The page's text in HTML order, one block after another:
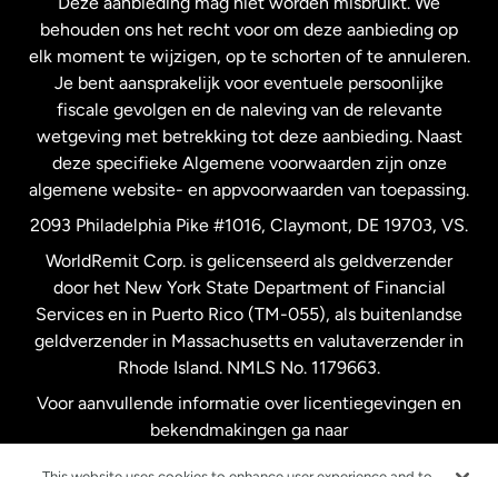
Nieuw-Zeeland
Spanje
Verenigd Koninkrijk
Verenigde Staten English
Verenigde Staten Español
Zweden
behouden ons het recht voor om deze aanbieding op
elk moment te wijzigen, op te schorten of te annuleren.
Je bent aansprakelijk voor eventuele persoonlijke
fiscale gevolgen en de naleving van de relevante
wetgeving met betrekking tot deze aanbieding. Naast
deze specifieke Algemene voorwaarden zijn onze
algemene website- en appvoorwaarden van toepassing.
2093 Philadelphia Pike #1016, Claymont, DE 19703, VS.
WorldRemit Corp. is gelicenseerd als geldverzender
door het New York State Department of Financial
Services en in Puerto Rico (TM-055), als buitenlandse
geldverzender in Massachusetts en valutaverzender in
Rhode Island. NMLS No. 1179663.
Voor aanvullende informatie over licentiegevingen en
bekendmakingen ga naar